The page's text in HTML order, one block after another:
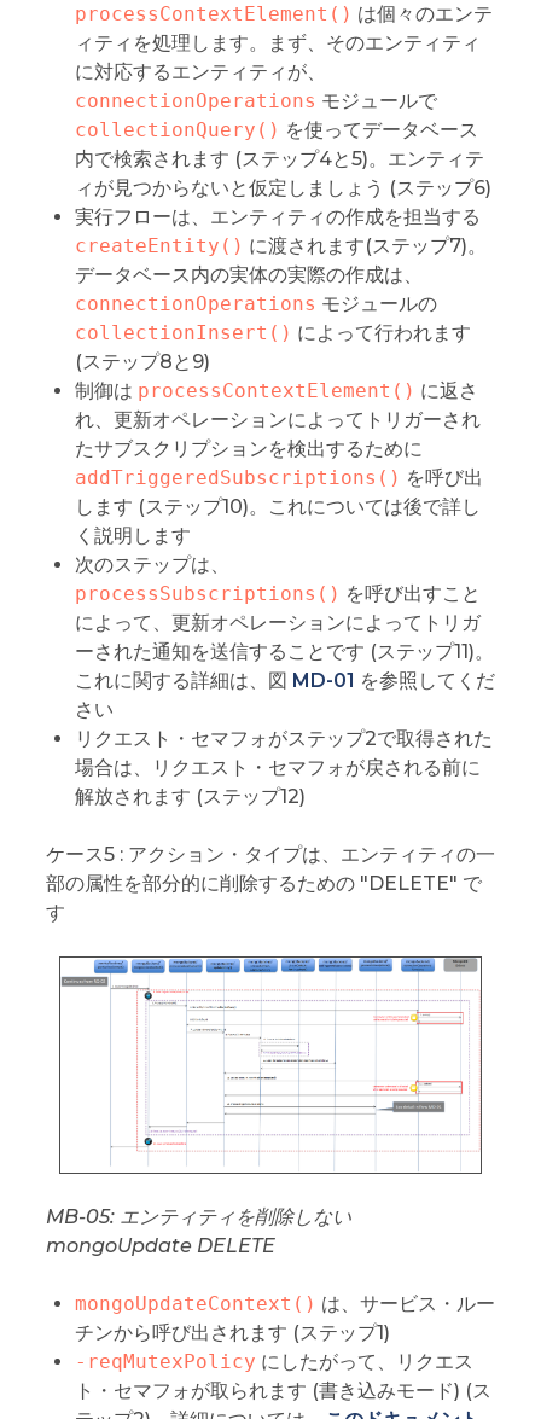
processContextElement() は個々のエンテ
ィティを処理します。まず、そのエンティティ
に対応するエンティティが、
connectionOperations モジュールで
collectionQuery() を使ってデータベース
内で検索されます (ステップ4と5)。エンティテ
ィが見つからないと仮定しましょう (ステップ6)
実行フローは、エンティティの作成を担当する
createEntity() に渡されます(ステップ7)。
データベース内の実体の実際の作成は、
connectionOperations モジュールの
collectionInsert() によって行われます
(ステップ8と9)
制御は processContextElement() に返さ
れ、更新オペレーションによってトリガーされ
たサブスクリプションを検出するために
addTriggeredSubscriptions() を呼び出
します (ステップ10)。これについては後で詳し
く説明します
次のステップは、
processSubscriptions() を呼び出すこと
によって、更新オペレーションによってトリガ
ーされた通知を送信することです (ステップ11)。
これに関する詳細は、図 MD-01 を参照してくだ
さい
リクエスト・セマフォがステップ2で取得された
場合は、リクエスト・セマフォが戻される前に
解放されます (ステップ12)
ケース5 : アクション・タイプは、エンティティの一
部の属性を部分的に削除するための "DELETE" で
す
MB-05: エンティティを削除しない
mongoUpdate DELETE
mongoUpdateContext() は、サービス・ルー
チンから呼び出されます (ステップ1)
-reqMutexPolicy にしたがって、リクエス
ト・セマフォが取られます (書き込みモード) (ス